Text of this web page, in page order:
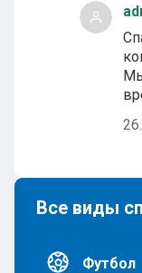
Все виды
Футбол